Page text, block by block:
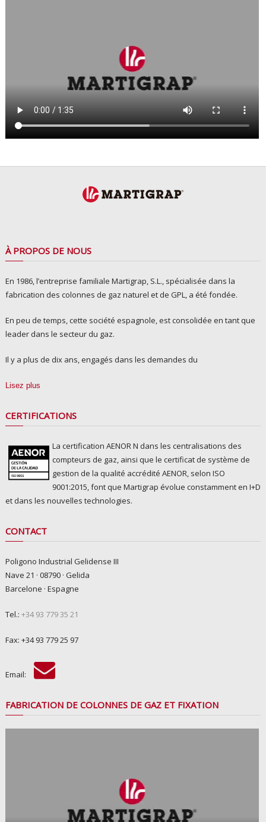
À PROPOS DE NOUS
En 1986, l’entreprise familiale Martigrap, S.L., spécialisée dans la
fabrication des colonnes de gaz naturel et de GPL, a été fondée.
En peu de temps, cette société espagnole, est consolidée en tant que
leader dans le secteur du gaz.
Il y a plus de dix ans, engagés dans les demandes du
Lisez plus
CERTIFICATIONS
La certification AENOR N dans les centralisations des
compteurs de gaz, ainsi que le certificat de système de
gestion de la qualité accrédité AENOR, selon ISO
9001:2015, font que Martigrap évolue constamment en I+D
et dans les nouvelles technologies.
CONTACT
Poligono Industrial Gelidense III
Nave 21 · 08790 · Gelida
Barcelone · Espagne
Tel.: +34 93 779 35 21
Fax: +34 93 779 25 97
Email:
FABRICATION DE COLONNES DE GAZ ET FIXATION